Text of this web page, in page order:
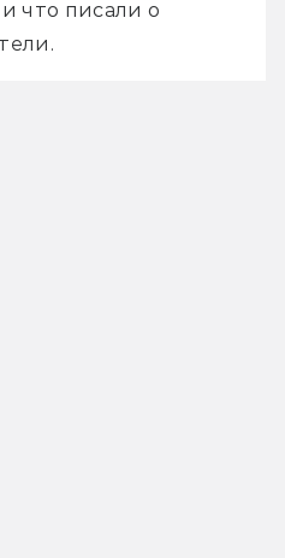
что писали о